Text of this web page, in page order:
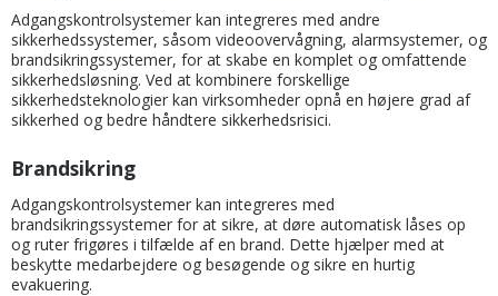
Adgangskontrolsystemer kan integreres med andre
sikkerhedssystemer, såsom videoovervågning, alarmsystemer, og
brandsikringssystemer, for at skabe en komplet og omfattende
sikkerhedsløsning. Ved at kombinere forskellige
sikkerhedsteknologier kan virksomheder opnå en højere grad af
sikkerhed og bedre håndtere sikkerhedsrisici.
Brandsikring
Adgangskontrolsystemer kan integreres med
brandsikringssystemer for at sikre, at døre automatisk låses op
og ruter frigøres i tilfælde af en brand. Dette hjælper med at
beskytte medarbejdere og besøgende og sikre en hurtig
evakuering.